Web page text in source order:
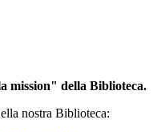
mission" della Biblioteca.
nostra Biblioteca: